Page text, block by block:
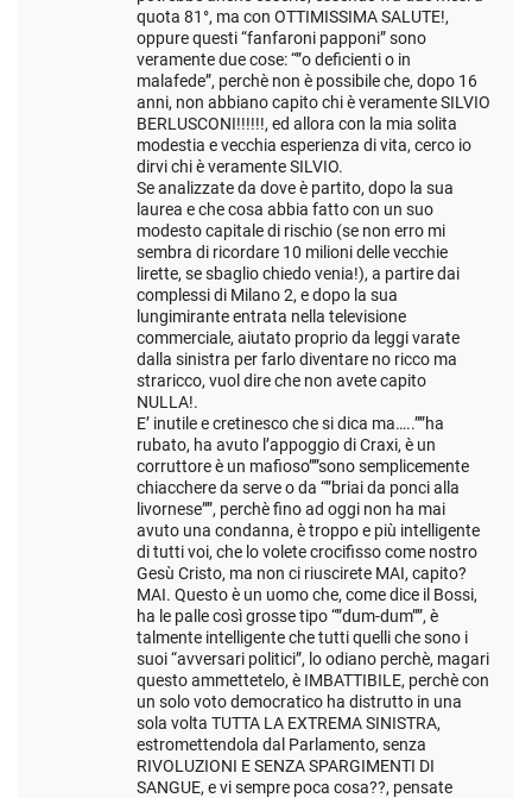
quota 81°, ma con OTTIMISSIMA SALUTE!,
oppure questi “fanfaroni papponi” sono
veramente due cose: “”o deficienti o in
malafede”, perchè non è possibile che, dopo 16
anni, non abbiano capito chi è veramente SILVIO
BERLUSCONI!!!!!!, ed allora con la mia solita
modestia e vecchia esperienza di vita, cerco io
dirvi chi è veramente SILVIO.
Se analizzate da dove è partito, dopo la sua
laurea e che cosa abbia fatto con un suo
modesto capitale di rischio (se non erro mi
sembra di ricordare 10 milioni delle vecchie
lirette, se sbaglio chiedo venia!), a partire dai
complessi di Milano 2, e dopo la sua
lungimirante entrata nella televisione
commerciale, aiutato proprio da leggi varate
dalla sinistra per farlo diventare no ricco ma
straricco, vuol dire che non avete capito
NULLA!.
E’ inutile e cretinesco che si dica ma…..””ha
rubato, ha avuto l’appoggio di Craxi, è un
corruttore è un mafioso””sono semplicemente
chiacchere da serve o da “”briai da ponci alla
livornese””, perchè fino ad oggi non ha mai
avuto una condanna, è troppo e più intelligente
di tutti voi, che lo volete crocifisso come nostro
Gesù Cristo, ma non ci riuscirete MAI, capito?
MAI. Questo è un uomo che, come dice il Bossi,
ha le palle così grosse tipo “”dum-dum””, è
talmente intelligente che tutti quelli che sono i
suoi “avversari politici”, lo odiano perchè, magari
questo ammettetelo, è IMBATTIBILE, perchè con
un solo voto democratico ha distrutto in una
sola volta TUTTA LA EXTREMA SINISTRA,
estromettendola dal Parlamento, senza
RIVOLUZIONI E SENZA SPARGIMENTI DI
SANGUE, e vi sempre poca cosa??, pensate